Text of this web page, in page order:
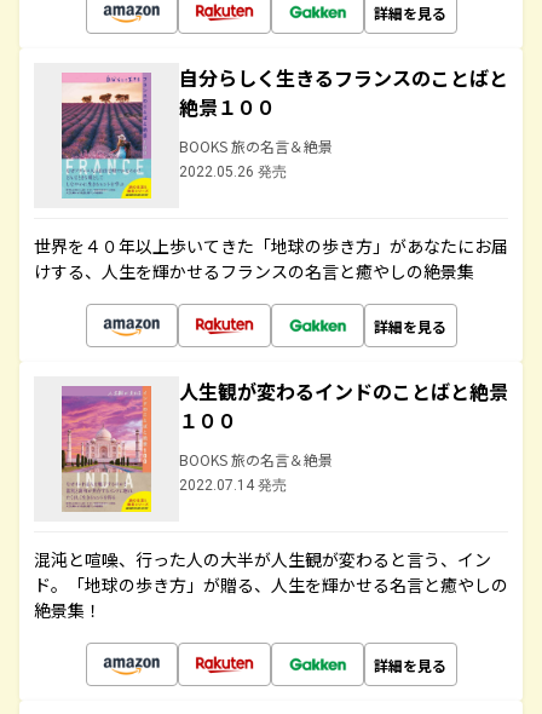
詳細を見る
自分らしく生きるフランスのことばと
絶景１００
BOOKS 旅の名言＆絶景
2022.05.26 発売
世界を４０年以上歩いてきた「地球の歩き方」があなたにお届
けする、人生を輝かせるフランスの名言と癒やしの絶景集
詳細を見る
人生観が変わるインドのことばと絶景
１００
BOOKS 旅の名言＆絶景
2022.07.14 発売
混沌と喧噪、行った人の大半が人生観が変わると言う、イン
ド。「地球の歩き方」が贈る、人生を輝かせる名言と癒やしの
絶景集！
詳細を見る